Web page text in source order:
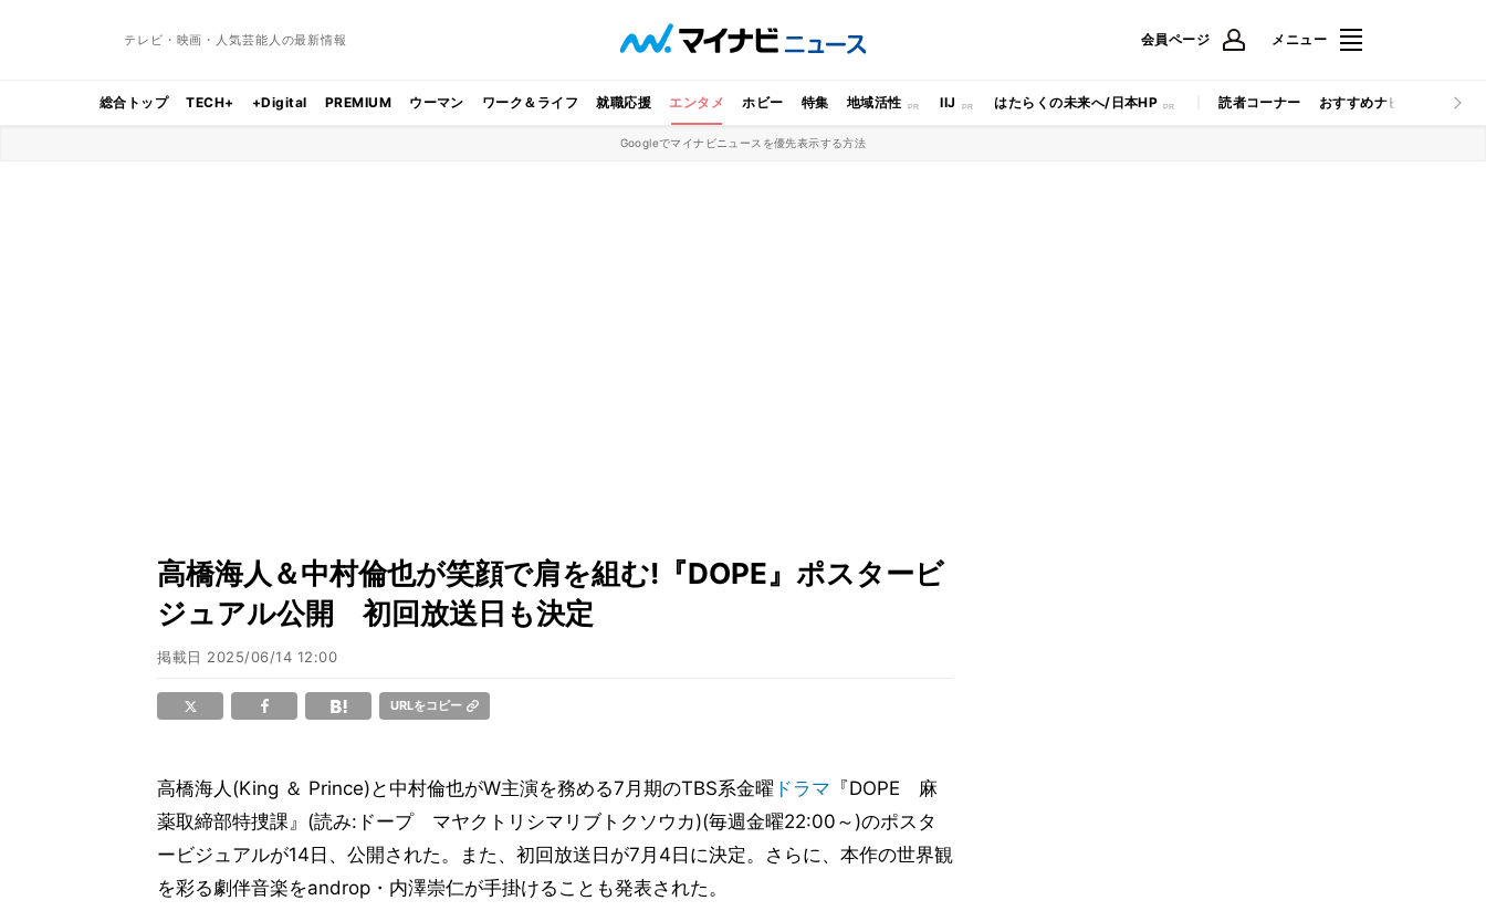
テレビ・映画・人気芸能人の最新情報 会員ページ メニュー
総合トップ TECH+ +Digital PREMIUM ウーマン ワーク＆ライフ 就職応援 エンタメ ホビー 特集 地域活性 IIJ はたらくの未来へ/日本HP 読者コーナー おすすめナビ マイナビ
Googleでマイナビニュースを優先表示する方法
高橋海人＆中村倫也が笑顔で肩を組む!『DOPE』ポスタービ
ジュアル公開 初回放送日も決定
掲載日 2025/06/14 12:00
URLをコピー
高橋海人(King ＆ Prince)と中村倫也がW主演を務める7月期のTBS系金曜 ドラマ 『DOPE 麻
薬取締部特捜課』(読み:ドープ マヤクトリシマリブトクソウカ)(毎週金曜22:00～)のポスタ
ービジュアルが14日、公開された。また、初回放送日が7月4日に決定。さらに、本作の世界観
を彩る劇伴音楽をandrop・内澤崇仁が手掛けることも発表された。